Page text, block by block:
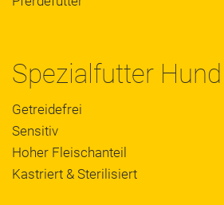
Spezialfutter Hund
Getreidefrei
Sensitiv
Hoher Fleischanteil
Kastriert & Sterilisiert